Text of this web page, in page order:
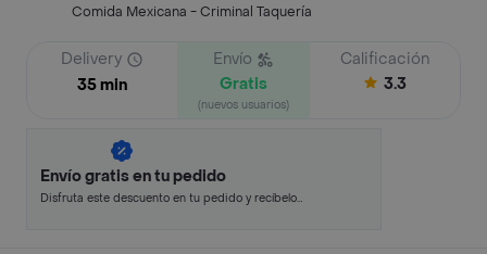
Comida Mexicana - Criminal Taquería
Delivery
35 min
Envío
Gratis
(nuevos usuarios)
Calificación
3.3
Envío gratis en tu pedido
Disfruta este descuento en tu pedido y recíbelo